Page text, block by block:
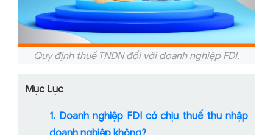
Quy định thuế TNDN đối với doanh nghiệp FDI.
Mục Lục
1. Doanh nghiệp FDI có chịu thuế thu nhập